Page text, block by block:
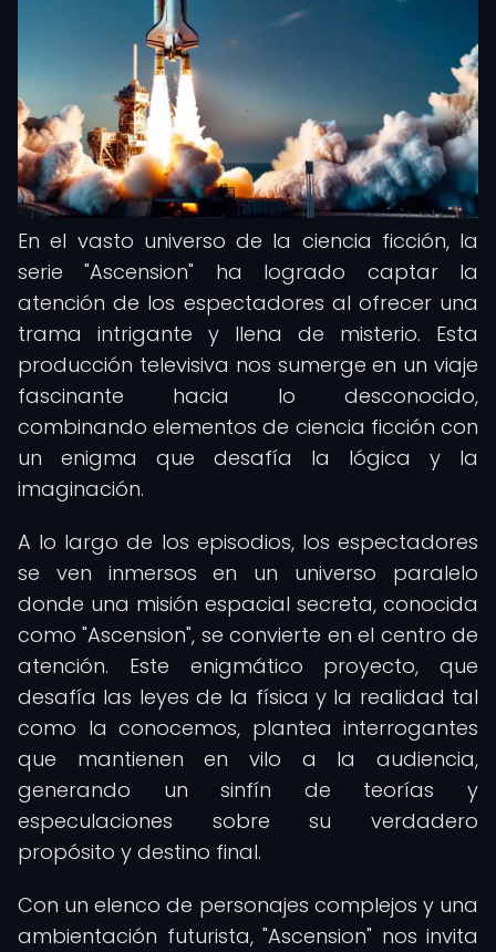
En el vasto universo de la ciencia ficción, la
serie "Ascension" ha logrado captar la
atención de los espectadores al ofrecer una
trama intrigante y llena de misterio. Esta
producción televisiva nos sumerge en un viaje
fascinante hacia lo desconocido,
combinando elementos de ciencia ficción con
un enigma que desafía la lógica y la
imaginación.
A lo largo de los episodios, los espectadores
se ven inmersos en un universo paralelo
donde una misión espacial secreta, conocida
como "Ascension", se convierte en el centro de
atención. Este enigmático proyecto, que
desafía las leyes de la física y la realidad tal
como la conocemos, plantea interrogantes
que mantienen en vilo a la audiencia,
generando un sinfín de teorías y
especulaciones sobre su verdadero
propósito y destino final.
Con un elenco de personajes complejos y una
ambientación futurista, "Ascension" nos invita